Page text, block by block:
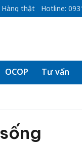
Hàng thật Hotline:
OCOP Tư vấn